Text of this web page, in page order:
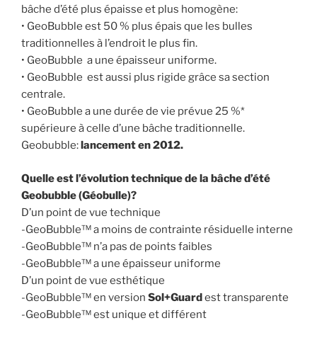
bâche d’été plus épaisse et plus homogène:
• GeoBubble est 50 % plus épais que les bulles
traditionnelles à l’endroit le plus fin.
• GeoBubble a une épaisseur uniforme.
• GeoBubble est aussi plus rigide grâce sa section
centrale.
• GeoBubble a une durée de vie prévue 25 %*
supérieure à celle d’une bâche traditionnelle.
Geobubble:lancement en 2012.
Quelle est l’évolution technique de la bâche d’été
Geobubble (Géobulle)?
D’un point de vue technique
-GeoBubble™ a moins de contrainte résiduelle interne
-GeoBubble™ n’a pas de points faibles
-GeoBubble™ a une épaisseur uniforme
D’un point de vue esthétique
-GeoBubble™ en version Sol+Guardest transparente
-GeoBubble™ est unique et différent